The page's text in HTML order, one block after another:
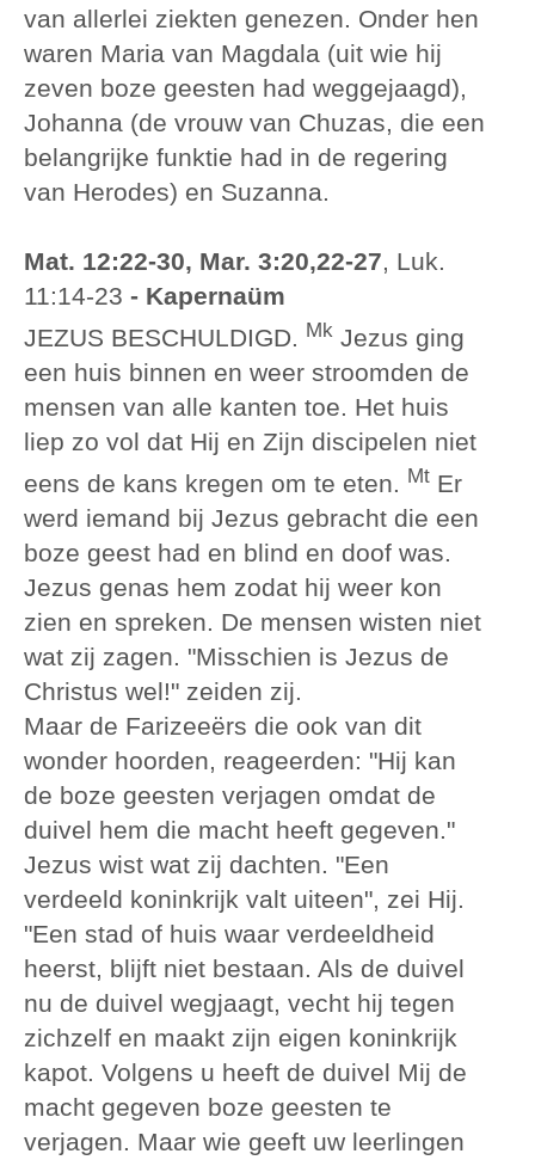
van allerlei ziekten genezen. Onder hen
waren Maria van Magdala (uit wie hij
zeven boze geesten had weggejaagd),
Johanna (de vrouw van Chuzas, die een
belangrijke funktie had in de regering
van Herodes) en Suzanna.
Mat. 12:22-30, Mar. 3:20,22-27, Luk.
11:14-23 - Kapernaüm
JEZUS BESCHULDIGD. Mk Jezus ging
een huis binnen en weer stroomden de
mensen van alle kanten toe. Het huis
liep zo vol dat Hij en Zijn discipelen niet
eens de kans kregen om te eten. Mt Er
werd iemand bij Jezus gebracht die een
boze geest had en blind en doof was.
Jezus genas hem zodat hij weer kon
zien en spreken. De mensen wisten niet
wat zij zagen. "Misschien is Jezus de
Christus wel!" zeiden zij.
Maar de Farizeeërs die ook van dit
wonder hoorden, reageerden: "Hij kan
de boze geesten verjagen omdat de
duivel hem die macht heeft gegeven."
Jezus wist wat zij dachten. "Een
verdeeld koninkrijk valt uiteen", zei Hij.
"Een stad of huis waar verdeeldheid
heerst, blijft niet bestaan. Als de duivel
nu de duivel wegjaagt, vecht hij tegen
zichzelf en maakt zijn eigen koninkrijk
kapot. Volgens u heeft de duivel Mij de
macht gegeven boze geesten te
verjagen. Maar wie geeft uw leerlingen